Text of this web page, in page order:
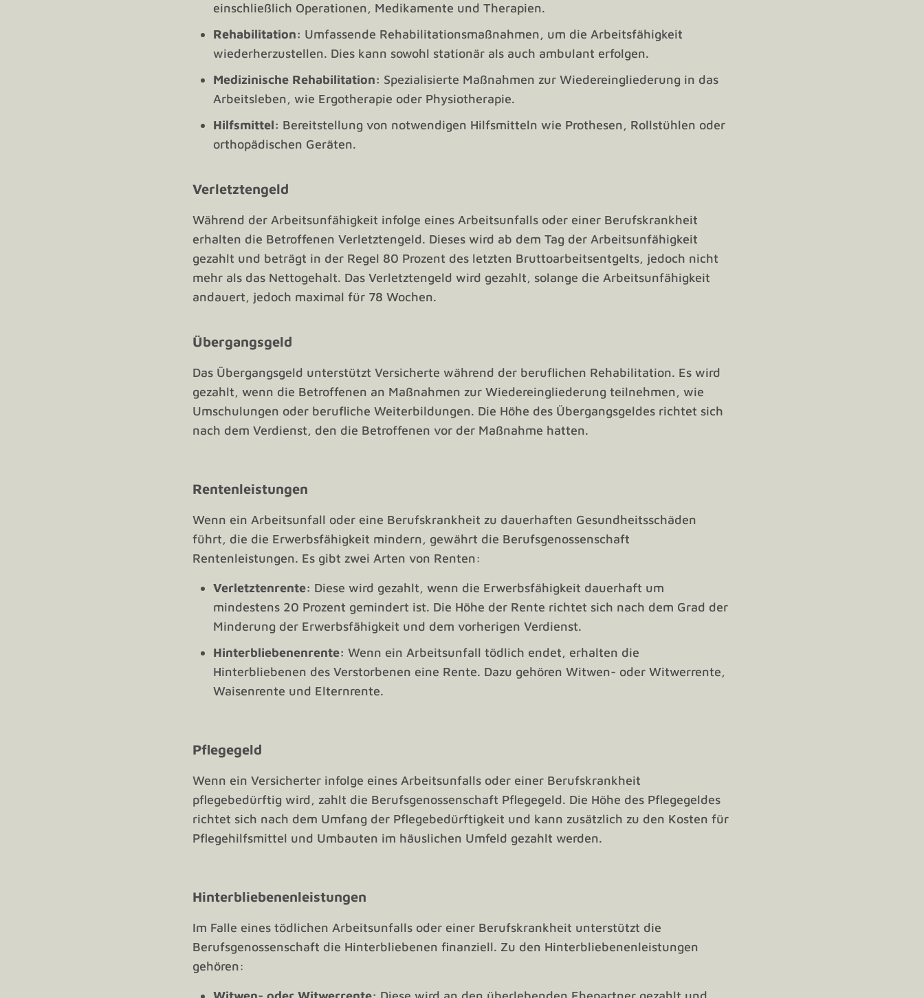
einschließlich Operationen, Medikamente und Therapien.
Rehabilitation: Umfassende Rehabilitationsmaßnahmen, um die Arbeitsfähigkeit
wiederherzustellen. Dies kann sowohl stationär als auch ambulant erfolgen.
Medizinische Rehabilitation: Spezialisierte Maßnahmen zur Wiedereingliederung in das
Arbeitsleben, wie Ergotherapie oder Physiotherapie.
Hilfsmittel: Bereitstellung von notwendigen Hilfsmitteln wie Prothesen, Rollstühlen oder
orthopädischen Geräten.
Verletztengeld
Während der Arbeitsunfähigkeit infolge eines Arbeitsunfalls oder einer Berufskrankheit
erhalten die Betroffenen Verletztengeld. Dieses wird ab dem Tag der Arbeitsunfähigkeit
gezahlt und beträgt in der Regel 80 Prozent des letzten Bruttoarbeitsentgelts, jedoch nicht
mehr als das Nettogehalt. Das Verletztengeld wird gezahlt, solange die Arbeitsunfähigkeit
andauert, jedoch maximal für 78 Wochen.
Übergangsgeld
Das Übergangsgeld unterstützt Versicherte während der beruflichen Rehabilitation. Es wird
gezahlt, wenn die Betroffenen an Maßnahmen zur Wiedereingliederung teilnehmen, wie
Umschulungen oder berufliche Weiterbildungen. Die Höhe des Übergangsgeldes richtet sich
nach dem Verdienst, den die Betroffenen vor der Maßnahme hatten.
Rentenleistungen
Wenn ein Arbeitsunfall oder eine Berufskrankheit zu dauerhaften Gesundheitsschäden
führt, die die Erwerbsfähigkeit mindern, gewährt die Berufsgenossenschaft
Rentenleistungen. Es gibt zwei Arten von Renten:
Verletztenrente: Diese wird gezahlt, wenn die Erwerbsfähigkeit dauerhaft um
mindestens 20 Prozent gemindert ist. Die Höhe der Rente richtet sich nach dem Grad der
Minderung der Erwerbsfähigkeit und dem vorherigen Verdienst.
Hinterbliebenenrente: Wenn ein Arbeitsunfall tödlich endet, erhalten die
Hinterbliebenen des Verstorbenen eine Rente. Dazu gehören Witwen- oder Witwerrente,
Waisenrente und Elternrente.
Pflegegeld
Wenn ein Versicherter infolge eines Arbeitsunfalls oder einer Berufskrankheit
pflegebedürftig wird, zahlt die Berufsgenossenschaft Pflegegeld. Die Höhe des Pflegegeldes
richtet sich nach dem Umfang der Pflegebedürftigkeit und kann zusätzlich zu den Kosten für
Pflegehilfsmittel und Umbauten im häuslichen Umfeld gezahlt werden.
Hinterbliebenenleistungen
Im Falle eines tödlichen Arbeitsunfalls oder einer Berufskrankheit unterstützt die
Berufsgenossenschaft die Hinterbliebenen finanziell. Zu den Hinterbliebenenleistungen
gehören: